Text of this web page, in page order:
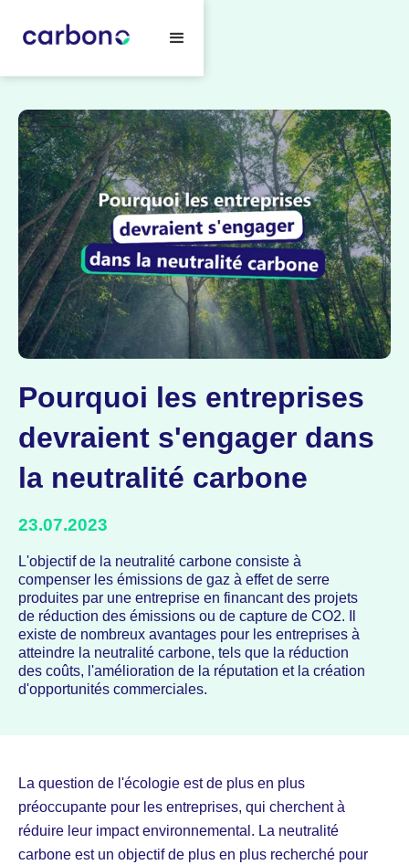
Pourquoi les entreprises
devraient s'engager dans
la neutralité carbone
23.07.2023
L'objectif de la neutralité carbone consiste à
compenser les émissions de gaz à effet de serre
produites par une entreprise en financant des projets
de réduction des émissions ou de capture de CO2. Il
existe de nombreux avantages pour les entreprises à
atteindre la neutralité carbone, tels que la réduction
des coûts, l'amélioration de la réputation et la création
d'opportunités commerciales.
La question de l'écologie est de plus en plus
préoccupante pour les entreprises, qui cherchent à
réduire leur impact environnemental. La neutralité
carbone est un objectif de plus en plus recherché pour